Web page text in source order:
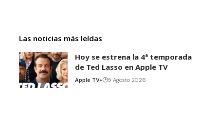
Las noticias más leídas
Hoy se estrena la 4ª temporada
de Ted Lasso en Apple TV
Apple TV+ 5 Agosto 2026